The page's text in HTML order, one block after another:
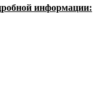
информации: